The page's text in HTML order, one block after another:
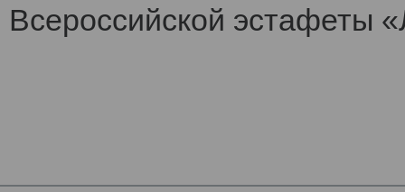
Всероссийской эстафеты